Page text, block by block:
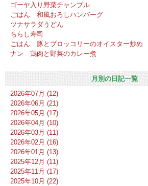
ゴーヤ入り野菜チャンプル
ごはん 和風おろしハンバーグ
ツナサラダうどん
ちらし寿司
ごはん 豚とブロッコリーのオイスター炒め
ナン 鶏肉と野菜のカレー煮
月別の日記一覧
2026年07月 (12)
2026年06月 (21)
2026年05月 (17)
2026年04月 (10)
2026年03月 (11)
2026年02月 (16)
2026年01月 (13)
2025年12月 (11)
2025年11月 (17)
2025年10月 (22)